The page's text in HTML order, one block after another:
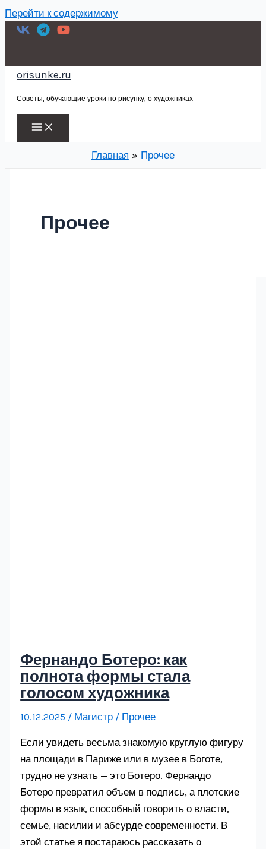
Перейти к содержимому
orisunke.ru
Советы, обучающие уроки по рисунку, о художниках
Главная Прочее
Прочее
Фернандо Ботеро: как
полнота формы стала
голосом художника
10.12.2025 / Магистр / Прочее
Если увидеть весьма знакомую круглую фигуру
на площади в Париже или в музее в Боготе,
трудно не узнать — это Ботеро. Фернандо
Ботеро превратил объем в подпись, а плотские
формы в язык, способный говорить о власти,
семье, насилии и абсурде современности. В
этой статье я постараюсь рассказать о